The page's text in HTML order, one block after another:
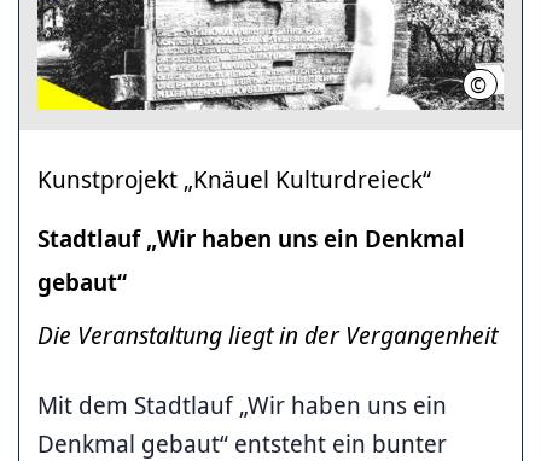
©
Kunstprojekt „Knäuel Kulturdreieck“
Stadtlauf „Wir haben uns ein Denkmal
gebaut“
Die Veranstaltung liegt in der Vergangenheit
Mit dem Stadtlauf „Wir haben uns ein
Denkmal gebaut“ entsteht ein bunter